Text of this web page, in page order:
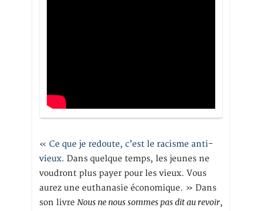
« Ce que je redoute, c’est le racisme anti-
vieux. Dans quelque temps, les jeunes ne
voudront plus payer pour les vieux. Vous
aurez une euthanasie économique. » Dans
son livre Nous ne nous sommes pas dit au revoir,